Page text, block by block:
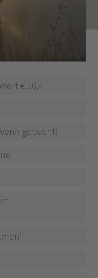
€ 50,-
gebucht)